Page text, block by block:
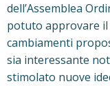
dell’Assemblea
potuto approvare
cambiamenti
sia interessante
stimolato nuove